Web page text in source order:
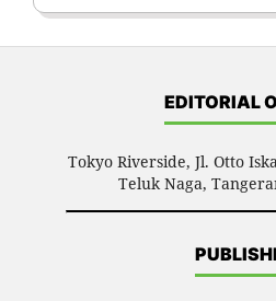
EDITORIAL
Tokyo Riverside, Jl. Otto
Teluk Naga,